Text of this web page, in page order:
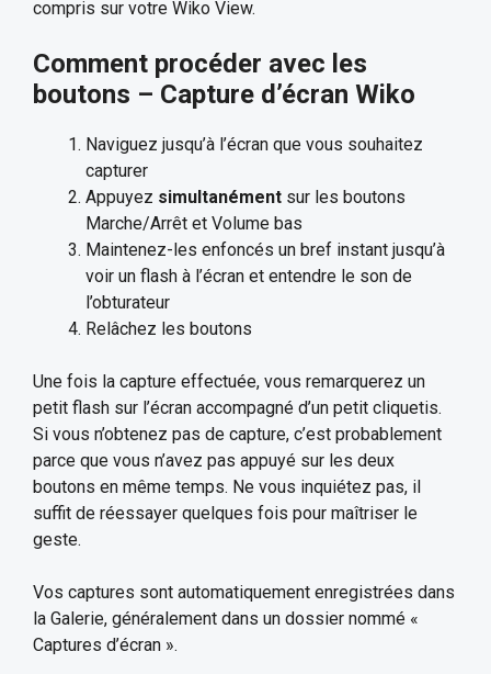
compris sur votre Wiko View.
Comment procéder avec les
boutons – Capture d’écran Wiko
Naviguez jusqu’à l’écran que vous souhaitez
capturer
Appuyez simultanément sur les boutons
Marche/Arrêt et Volume bas
Maintenez-les enfoncés un bref instant jusqu’à
voir un flash à l’écran et entendre le son de
l’obturateur
Relâchez les boutons
Une fois la capture effectuée, vous remarquerez un
petit flash sur l’écran accompagné d’un petit cliquetis.
Si vous n’obtenez pas de capture, c’est probablement
parce que vous n’avez pas appuyé sur les deux
boutons en même temps. Ne vous inquiétez pas, il
suffit de réessayer quelques fois pour maîtriser le
geste.
Vos captures sont automatiquement enregistrées dans
la Galerie, généralement dans un dossier nommé «
Captures d’écran ».